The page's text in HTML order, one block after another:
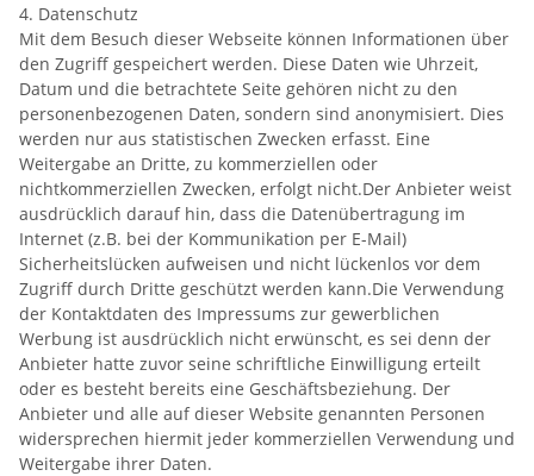
4. Datenschutz
Mit dem Besuch dieser Webseite können Informationen über
den Zugriff gespeichert werden. Diese Daten wie Uhrzeit,
Datum und die betrachtete Seite gehören nicht zu den
personenbezogenen Daten, sondern sind anonymisiert. Dies
werden nur aus statistischen Zwecken erfasst. Eine
Weitergabe an Dritte, zu kommerziellen oder
nichtkommerziellen Zwecken, erfolgt nicht.Der Anbieter weist
ausdrücklich darauf hin, dass die Datenübertragung im
Internet (z.B. bei der Kommunikation per E-Mail)
Sicherheitslücken aufweisen und nicht lückenlos vor dem
Zugriff durch Dritte geschützt werden kann.Die Verwendung
der Kontaktdaten des Impressums zur gewerblichen
Werbung ist ausdrücklich nicht erwünscht, es sei denn der
Anbieter hatte zuvor seine schriftliche Einwilligung erteilt
oder es besteht bereits eine Geschäftsbeziehung. Der
Anbieter und alle auf dieser Website genannten Personen
widersprechen hiermit jeder kommerziellen Verwendung und
Weitergabe ihrer Daten.